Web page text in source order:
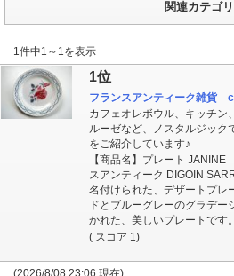
関連カテゴリ
1件中1～1を表示
1位
フランスアンティーク雑貨
カフェオレボウル、キッチン
ルーゼなど、ノスタルジック
をご紹介しています♪
【商品名】プレート
スアンティーク DIGOIN
名付けられた、デザートプレ
ドとブルーグレーのグラデ
かれた、美しいプレートです。
( スコア 1)
(2026/8/08 23:06 現在)